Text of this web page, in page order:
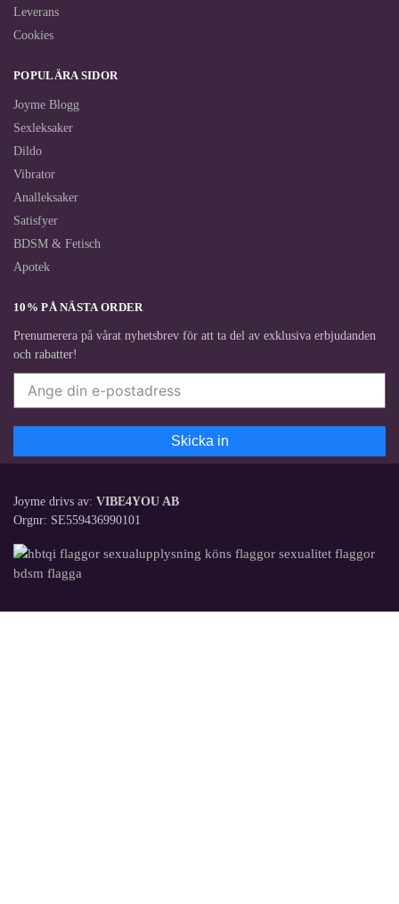
Leverans
Cookies
POPULÄRA SIDOR
Joyme Blogg
Sexleksaker
Dildo
Vibrator
Analleksaker
Satisfyer
BDSM & Fetisch
Apotek
10% PÅ NÄSTA ORDER
Prenumerera på vårat nyhetsbrev för att ta del av exklusiva erbjudanden
och rabatter!
Skicka in
Joyme drivs av: VIBE4YOU AB
Orgnr: SE559436990101